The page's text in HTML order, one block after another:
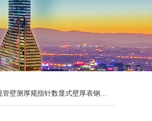
壁测厚规指针数显式壁厚表钢管材